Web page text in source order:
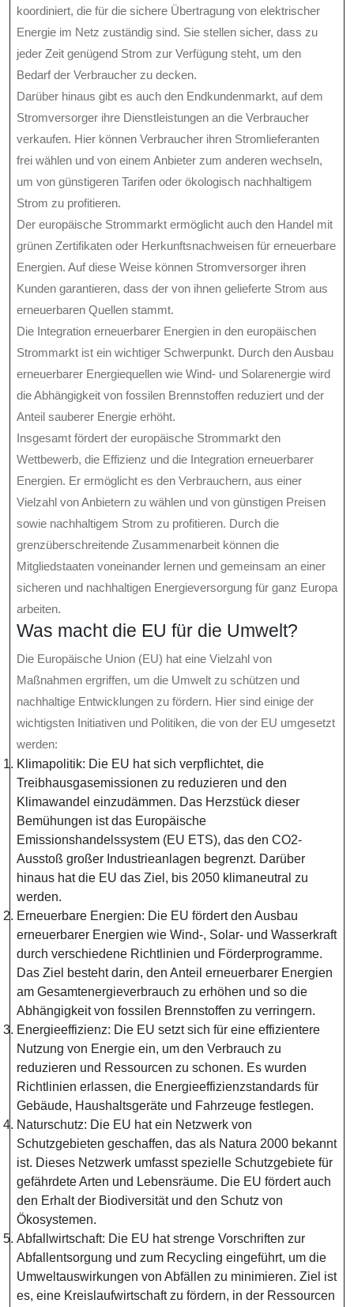
koordiniert, die für die sichere Übertragung von elektrischer
Energie im Netz zuständig sind. Sie stellen sicher, dass zu
jeder Zeit genügend Strom zur Verfügung steht, um den
Bedarf der Verbraucher zu decken.
Darüber hinaus gibt es auch den Endkundenmarkt, auf dem
Stromversorger ihre Dienstleistungen an die Verbraucher
verkaufen. Hier können Verbraucher ihren Stromlieferanten
frei wählen und von einem Anbieter zum anderen wechseln,
um von günstigeren Tarifen oder ökologisch nachhaltigem
Strom zu profitieren.
Der europäische Strommarkt ermöglicht auch den Handel mit
grünen Zertifikaten oder Herkunftsnachweisen für erneuerbare
Energien. Auf diese Weise können Stromversorger ihren
Kunden garantieren, dass der von ihnen gelieferte Strom aus
erneuerbaren Quellen stammt.
Die Integration erneuerbarer Energien in den europäischen
Strommarkt ist ein wichtiger Schwerpunkt. Durch den Ausbau
erneuerbarer Energiequellen wie Wind- und Solarenergie wird
die Abhängigkeit von fossilen Brennstoffen reduziert und der
Anteil sauberer Energie erhöht.
Insgesamt fördert der europäische Strommarkt den
Wettbewerb, die Effizienz und die Integration erneuerbarer
Energien. Er ermöglicht es den Verbrauchern, aus einer
Vielzahl von Anbietern zu wählen und von günstigen Preisen
sowie nachhaltigem Strom zu profitieren. Durch die
grenzüberschreitende Zusammenarbeit können die
Mitgliedstaaten voneinander lernen und gemeinsam an einer
sicheren und nachhaltigen Energieversorgung für ganz Europa
arbeiten.
Was macht die EU für die Umwelt?
Die Europäische Union (EU) hat eine Vielzahl von
Maßnahmen ergriffen, um die Umwelt zu schützen und
nachhaltige Entwicklungen zu fördern. Hier sind einige der
wichtigsten Initiativen und Politiken, die von der EU umgesetzt
werden:
Klimapolitik: Die EU hat sich verpflichtet, die
Treibhausgasemissionen zu reduzieren und den
Klimawandel einzudämmen. Das Herzstück dieser
Bemühungen ist das Europäische
Emissionshandelssystem (EU ETS), das den CO2-
Ausstoß großer Industrieanlagen begrenzt. Darüber
hinaus hat die EU das Ziel, bis 2050 klimaneutral zu
werden.
Erneuerbare Energien: Die EU fördert den Ausbau
erneuerbarer Energien wie Wind-, Solar- und Wasserkraft
durch verschiedene Richtlinien und Förderprogramme.
Das Ziel besteht darin, den Anteil erneuerbarer Energien
am Gesamtenergieverbrauch zu erhöhen und so die
Abhängigkeit von fossilen Brennstoffen zu verringern.
Energieeffizienz: Die EU setzt sich für eine effizientere
Nutzung von Energie ein, um den Verbrauch zu
reduzieren und Ressourcen zu schonen. Es wurden
Richtlinien erlassen, die Energieeffizienzstandards für
Gebäude, Haushaltsgeräte und Fahrzeuge festlegen.
Naturschutz: Die EU hat ein Netzwerk von
Schutzgebieten geschaffen, das als Natura 2000 bekannt
ist. Dieses Netzwerk umfasst spezielle Schutzgebiete für
gefährdete Arten und Lebensräume. Die EU fördert auch
den Erhalt der Biodiversität und den Schutz von
Ökosystemen.
Abfallwirtschaft: Die EU hat strenge Vorschriften zur
Abfallentsorgung und zum Recycling eingeführt, um die
Umweltauswirkungen von Abfällen zu minimieren. Ziel ist
es, eine Kreislaufwirtschaft zu fördern, in der Ressourcen